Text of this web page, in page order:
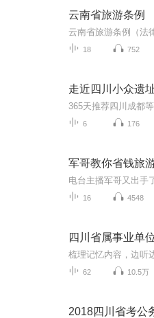
云南省旅游条例
18 752
走近四川小众遗
6 176
军哥教你省钱旅
16 4548
四川省属事业单
梳理记忆内容，边听
62 10.5万
2018四川省考公